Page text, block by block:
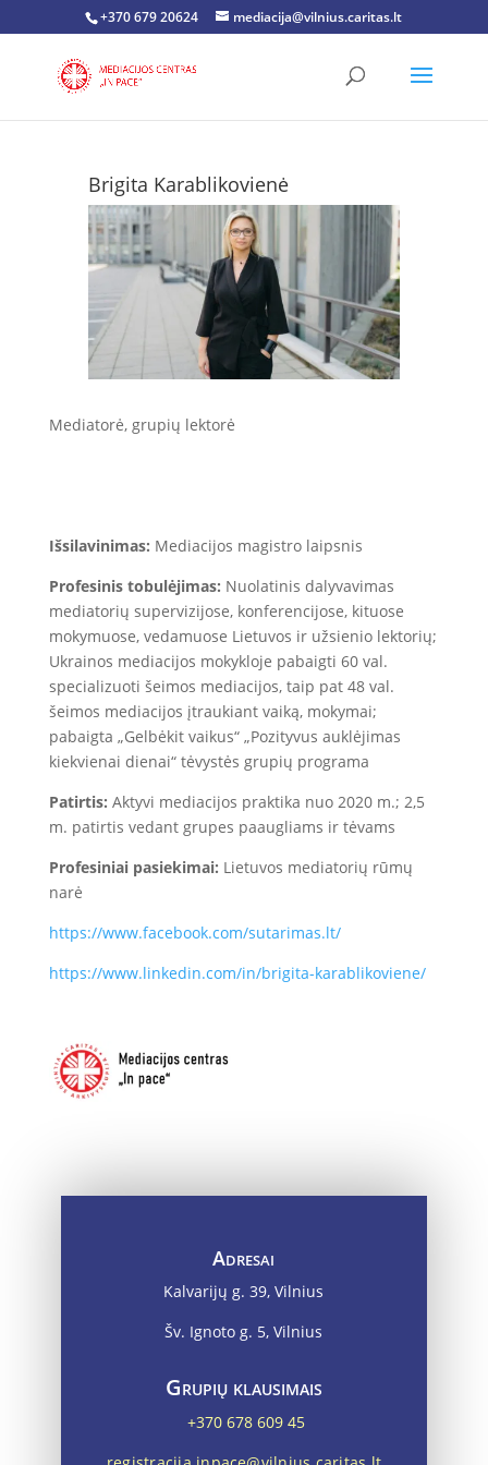
+370 679 20624 mediacija@vilnius.caritas.lt
Brigita Karablikovienė
Mediatorė, grupių lektorė
Išsilavinimas: Mediacijos magistro laipsnis
Profesinis tobulėjimas: Nuolatinis dalyvavimas
mediatorių supervizijose, konferencijose, kituose
mokymuose, vedamuose Lietuvos ir užsienio lektorių;
Ukrainos mediacijos mokykloje pabaigti 60 val.
specializuoti šeimos mediacijos, taip pat 48 val.
šeimos mediacijos įtraukiant vaiką, mokymai;
pabaigta „Gelbėkit vaikus“ „Pozityvus auklėjimas
kiekvienai dienai“ tėvystės grupių programa
Patirtis: Aktyvi mediacijos praktika nuo 2020 m.; 2,5
m. patirtis vedant grupes paaugliams ir tėvams
Profesiniai pasiekimai: Lietuvos mediatorių rūmų
narė
https://www.facebook.com/sutarimas.lt/
https://www.linkedin.com/in/brigita-karablikoviene/
Adresai
Kalvarijų g. 39, Vilnius
Šv. Ignoto g. 5, Vilnius
Grupių klausimais
+370 678 609 45